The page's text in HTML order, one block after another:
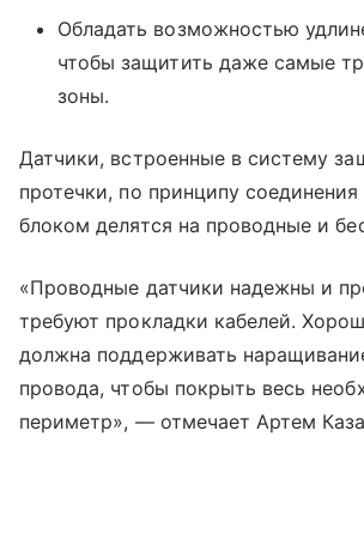
Обладать возможностью
чтобы защитить даже самые
зоны.
Датчики, встроенные в систему
протечки, по принципу
блоком делятся на проводные и
«Проводные датчики надежны и
требуют прокладки кабелей.
должна поддерживать
провода, чтобы покрыть весь
периметр», — отмечает Артем